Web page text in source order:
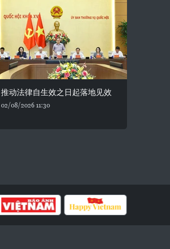
推动法律自生效之日起落地见效
02/08/2026 11:30